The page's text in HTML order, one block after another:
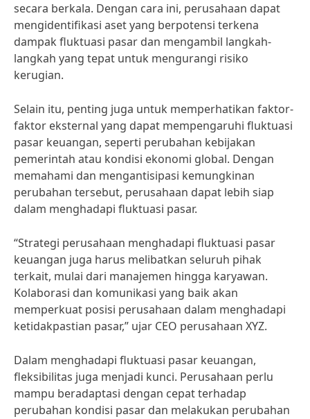
secara berkala. Dengan cara ini, perusahaan dapat
mengidentifikasi aset yang berpotensi terkena
dampak fluktuasi pasar dan mengambil langkah-
langkah yang tepat untuk mengurangi risiko
kerugian.
Selain itu, penting juga untuk memperhatikan faktor-
faktor eksternal yang dapat mempengaruhi fluktuasi
pasar keuangan, seperti perubahan kebijakan
pemerintah atau kondisi ekonomi global. Dengan
memahami dan mengantisipasi kemungkinan
perubahan tersebut, perusahaan dapat lebih siap
dalam menghadapi fluktuasi pasar.
“Strategi perusahaan menghadapi fluktuasi pasar
keuangan juga harus melibatkan seluruh pihak
terkait, mulai dari manajemen hingga karyawan.
Kolaborasi dan komunikasi yang baik akan
memperkuat posisi perusahaan dalam menghadapi
ketidakpastian pasar,” ujar CEO perusahaan XYZ.
Dalam menghadapi fluktuasi pasar keuangan,
fleksibilitas juga menjadi kunci. Perusahaan perlu
mampu beradaptasi dengan cepat terhadap
perubahan kondisi pasar dan melakukan perubahan